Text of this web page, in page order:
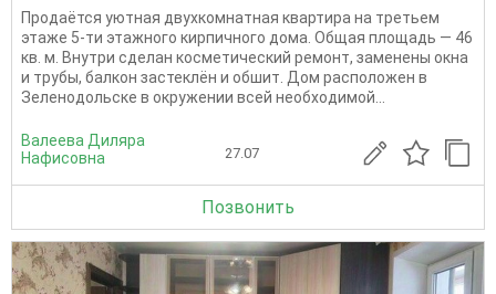
Продаётся уютная двухкомнатная квартира на третьем
этаже 5-ти этажного кирпичного дома. Общая площадь — 46
кв. м. Внутри сделан косметический ремонт, заменены окна
и трубы, балкон застеклён и обшит. Дом расположен в
Зеленодольске в окружении всей необходимой...
Валеева Диляра
Нафисовна
27.07
Позвонить